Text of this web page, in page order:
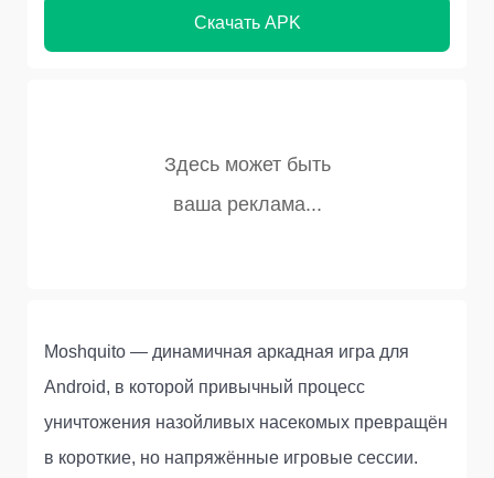
Скачать APK
Moshquito — динамичная аркадная игра для
Android, в которой привычный процесс
уничтожения назойливых насекомых превращён
в короткие, но напряжённые игровые сессии.